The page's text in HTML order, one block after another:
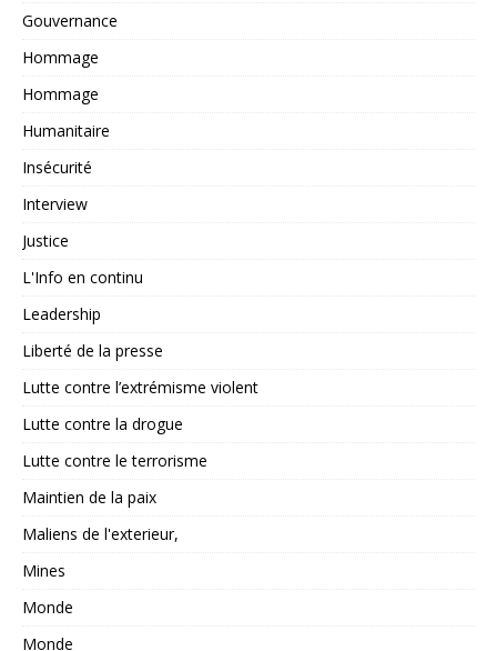
Gouvernance
Hommage
Hommage
Humanitaire
Insécurité
Interview
Justice
L'Info en continu
Leadership
Liberté de la presse
Lutte contre l’extrémisme violent
Lutte contre la drogue
Lutte contre le terrorisme
Maintien de la paix
Maliens de l'exterieur,
Mines
Monde
Monde